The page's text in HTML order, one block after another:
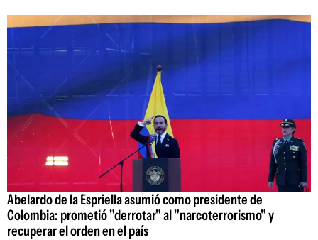
Abelardo de la Espriella asumió como presidente de
Colombia: prometió "derrotar" al "narcoterrorismo" y
recuperar el orden en el país